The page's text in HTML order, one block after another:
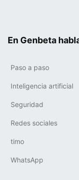
En Genbeta
Paso a paso
Inteligencia artificial
Seguridad
Redes sociales
timo
WhatsApp